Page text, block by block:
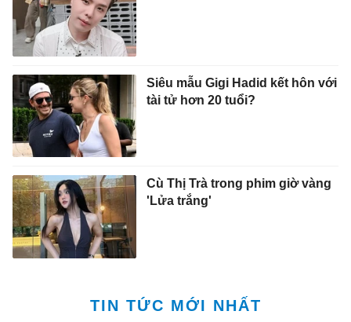
Siêu mẫu Gigi Hadid kết hôn với
tài tử hơn 20 tuổi?
Cù Thị Trà trong phim giờ vàng
'Lửa trắng'
TIN TỨC MỚI NHẤT